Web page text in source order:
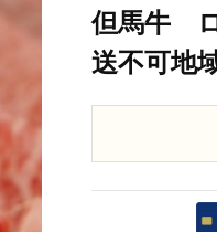
但馬牛
送不可地